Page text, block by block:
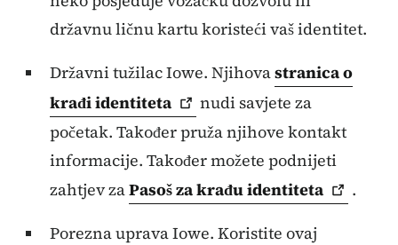
državnu ličnu kartu koristeći vaš identitet.
Državni tužilac Iowe. Njihovastranica o
krađiidentiteta
nudi savjete za
početak. Također pruža njihove kontakt
informacije. Također možete podnijeti
zahtjev zaPasoš za krađuidentiteta
.
Porezna uprava Iowe. Koristite ovaj